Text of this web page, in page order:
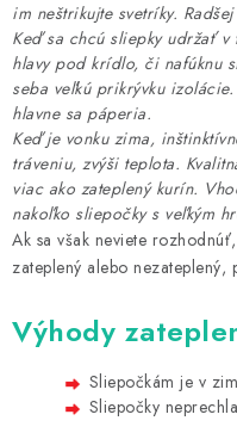
Hodnotenie obchodu
Vrátenie, výmena tovaru
im neštrikujte svetríky.
Keď sa chcú sliepky udržať v
hlavy pod krídlo, či nafúknu
seba veľkú prikrývku
hlavne sa páperia.
Keď je vonku zima,
tráveniu, zvýši teplota.
viac ako zateplený kurín.
nakoľko sliepočky s veľkým
Ak sa však neviete
zateplený alebo nezateplený,
Výhody
Sliepočkám je v
Sliepočky